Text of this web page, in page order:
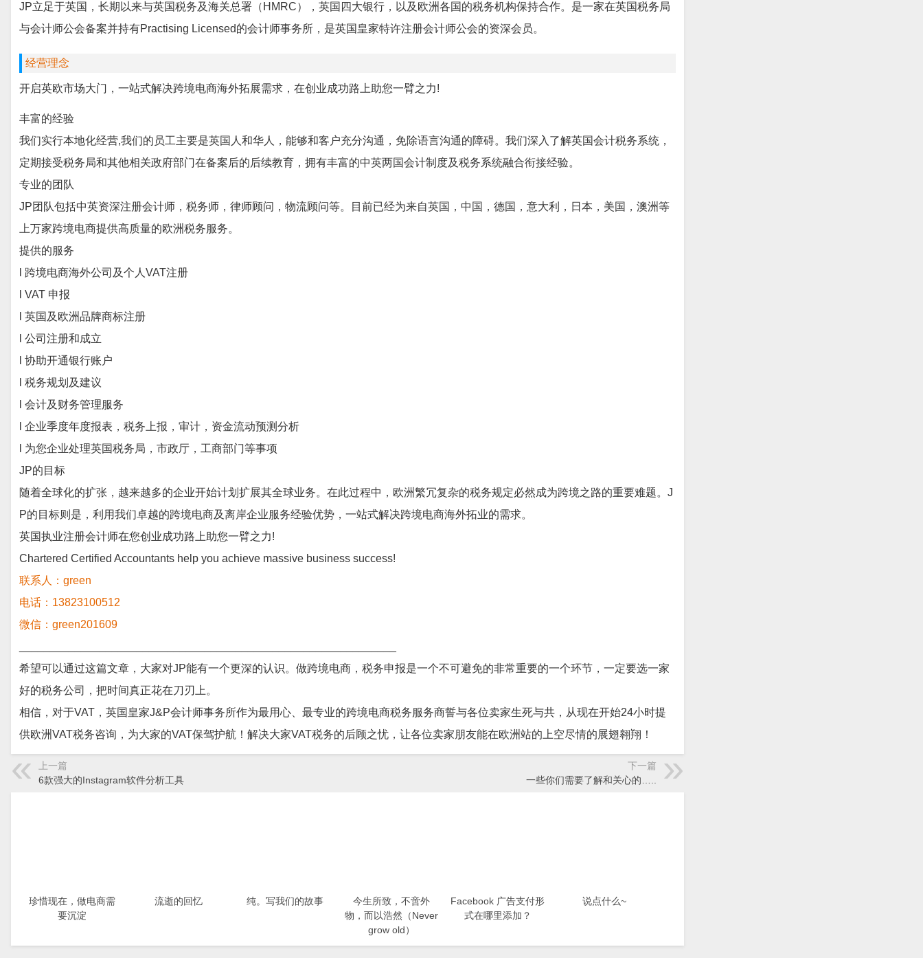
JP立足于英国，长期以来与英国税务及海关总署（HMRC），英国四大银行，以及欧洲各国的税务机构保持合作。是一家在英国税务局
与会计师公会备案并持有Practising Licensed的会计师事务所，是英国皇家特许注册会计师公会的资深会员。
经营理念
开启英欧市场大门，一站式解决跨境电商海外拓展需求，在创业成功路上助您一臂之力!
丰富的经验
我们实行本地化经营,我们的员工主要是英国人和华人，能够和客户充分沟通，免除语言沟通的障碍。我们深入了解英国会计税务系统，
定期接受税务局和其他相关政府部门在备案后的后续教育，拥有丰富的中英两国会计制度及税务系统融合衔接经验。
专业的团队
JP团队包括中英资深注册会计师，税务师，律师顾问，物流顾问等。目前已经为来自英国，中国，德国，意大利，日本，美国，澳洲等
上万家跨境电商提供高质量的欧洲税务服务。
提供的服务
l 跨境电商海外公司及个人VAT注册
l VAT 申报
l 英国及欧洲品牌商标注册
l 公司注册和成立
l 协助开通银行账户
l 税务规划及建议
l 会计及财务管理服务
l 企业季度年度报表，税务上报，审计，资金流动预测分析
l 为您企业处理英国税务局，市政厅，工商部门等事项
JP的目标
随着全球化的扩张，越来越多的企业开始计划扩展其全球业务。在此过程中，欧洲繁冗复杂的税务规定必然成为跨境之路的重要难题。 J
P的目标则是，利用我们卓越的跨境电商及离岸企业服务经验优势，一站式解决跨境电商海外拓业的需求。
英国执业注册会计师在您创业成功路上助您一臂之力!
Chartered Certified Accountants help you achieve massive business success!
联系人： green
电话： 13823100512
微信 ： green201609
希望可以通过这篇文章， 大家对JP能有一个更深的认识。做跨境电商，税务申报是一个不可避免的非常重要的一个环节，一定要选一家
好的税务公司，把时间真正花在刀刃上。
相信，对于VAT，英国皇家J&P会计师事务所作为最用心、最专业的跨境电商税务服务商誓与各位卖家生死与共，从现在开始24小时提
供欧洲VAT税务咨询，为大家的VAT保驾护航！解决大家VAT税务的后顾之忧，让各位卖家朋友能在欧洲站的上空尽情的展翅翱翔！
上一篇
6款强大的Instagram软件分析工具
下一篇
一些你们需要了解和关心的…..
珍惜现在，做电商需
要沉淀
流逝的回忆 纯。写我们的故事
今生所致，不啻外
物，而以浩然（Never
grow old）
Facebook 广告支付形
式在哪里添加？
说点什么~